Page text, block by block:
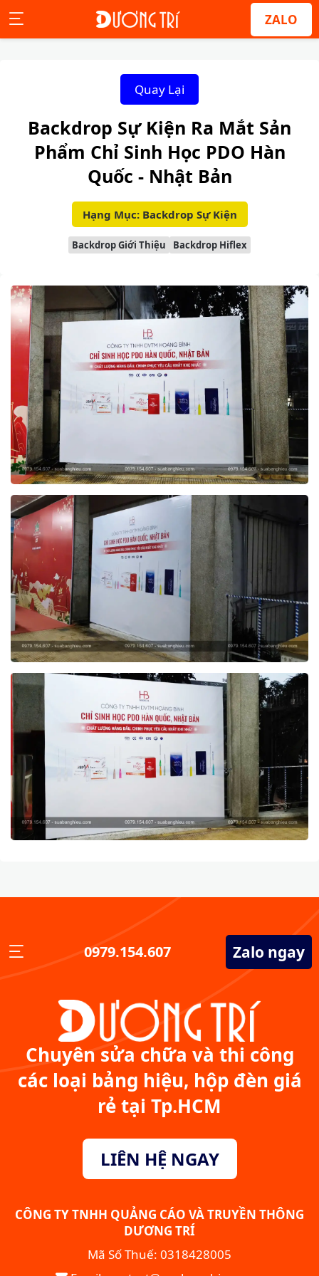
ZALO
Quay Lại
Backdrop Sự Kiện Ra Mắt Sản
Phẩm Chỉ Sinh Học PDO Hàn
Quốc - Nhật Bản
Hạng Mục: Backdrop Sự Kiện
Backdrop Giới Thiệu Backdrop Hiflex
0979.154.607 Zalo ngay
Chuyên sửa chữa và thi công
các loại bảng hiệu, hộp đèn giá
rẻ tại Tp.HCM
LIÊN HỆ NGAY
CÔNG TY TNHH QUẢNG CÁO VÀ TRUYỀN THÔNG
DƯƠNG TRÍ
Mã Số Thuế: 0318428005